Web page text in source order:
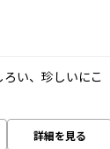
い、珍しいにこ
詳細を見る